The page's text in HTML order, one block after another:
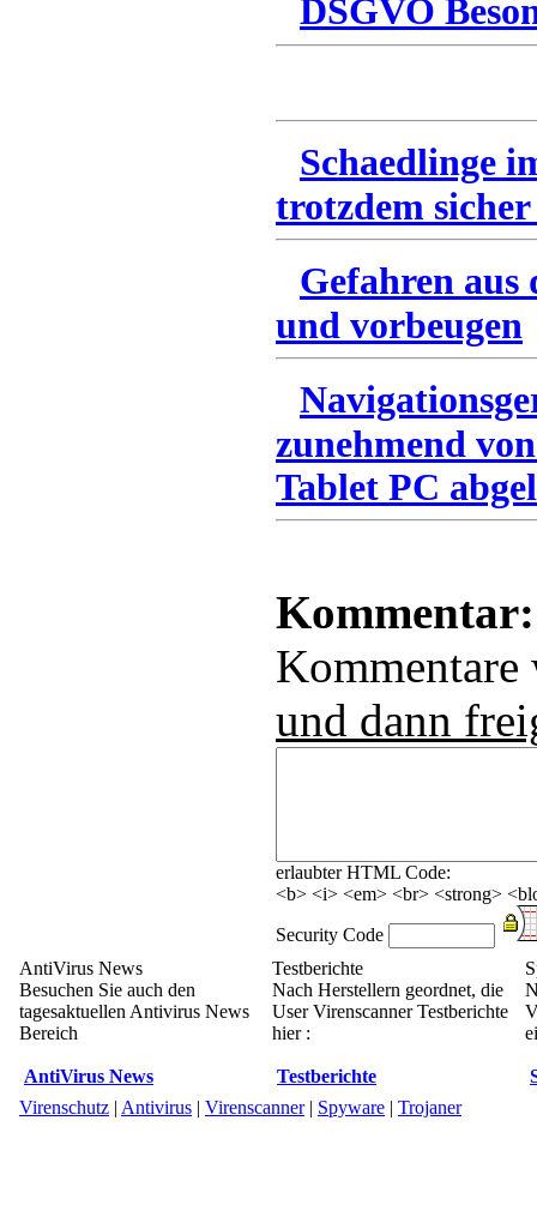
DSGVO
Schaedlinge
trotzdem
Gefahren
und vorbeugen
zunehmend
Tablet PC
Kommentar:
und dann
erlaubter HTML Code:
<b> <i> <em> <br> <strong>
Security Code
AntiVirus News
Besuchen Sie auch den
tagesaktuellen Antivirus News
Bereich
AntiVirus News
Testberichte
Nach Herstellern geordnet, die
User Virenscanner Testberichte
hier :
Testberichte
Virenschutz | Antivirus | Virenscanner| Spyware | Trojaner